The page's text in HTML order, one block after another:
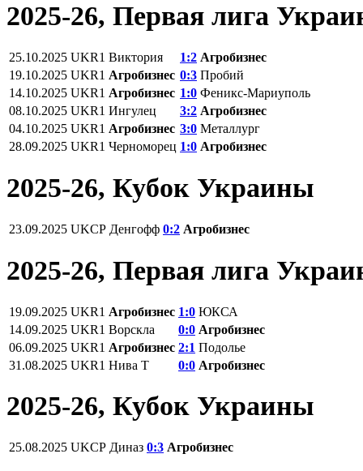
2025-26, Первая лига
25.10.2025 UKR1 Виктория 1:2 Агробизнес
19.10.2025 UKR1 Агробизнес 0:3 Пробий
14.10.2025 UKR1 Агробизнес 1:0 Феникс-Мариуполь
08.10.2025 UKR1 Ингулец 3:2 Агробизнес
04.10.2025 UKR1 Агробизнес 3:0 Металлург
28.09.2025 UKR1 Черноморец 1:0 Агробизнес
2025-26, Кубок Украины
23.09.2025 UKCP Денгофф 0:2 Агробизнес
2025-26, Первая лига
19.09.2025 UKR1 Агробизнес 1:0 ЮКСА
14.09.2025 UKR1 Ворскла 0:0 Агробизнес
06.09.2025 UKR1 Агробизнес 2:1 Подолье
31.08.2025 UKR1 Нива Т 0:0 Агробизнес
2025-26, Кубок Украины
25.08.2025 UKCP Диназ 0:3 Агробизнес